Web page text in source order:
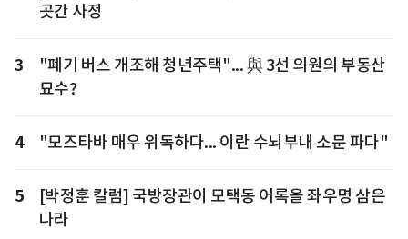
곳간 사정
3
"폐기 버스 개조해 청년주택"... 與 3선 의원의 부동산
묘수?
4 "모즈타바 매우 위독하다... 이란 수뇌부내 소문 파다"
5
[박정훈 칼럼] 국방장관이 모택동 어록을 좌우명 삼은
나라